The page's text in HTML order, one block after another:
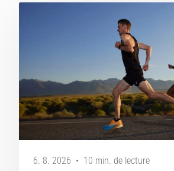
6. 8. 2026 • 10 min. de lecture